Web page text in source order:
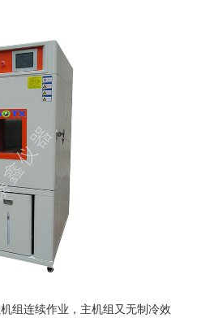
连续作业，主机组又无制冷效